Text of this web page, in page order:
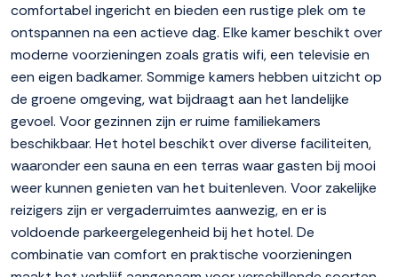
comfortabel ingericht en bieden een rustige plek om te
ontspannen na een actieve dag. Elke kamer beschikt over
moderne voorzieningen zoals gratis wifi, een televisie en
een eigen badkamer. Sommige kamers hebben uitzicht op
de groene omgeving, wat bijdraagt aan het landelijke
gevoel. Voor gezinnen zijn er ruime familiekamers
beschikbaar. Het hotel beschikt over diverse faciliteiten,
waaronder een sauna en een terras waar gasten bij mooi
weer kunnen genieten van het buitenleven. Voor zakelijke
reizigers zijn er vergaderruimtes aanwezig, en er is
voldoende parkeergelegenheid bij het hotel. De
combinatie van comfort en praktische voorzieningen